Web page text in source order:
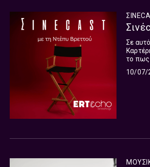
Σε
το πως
10/07/